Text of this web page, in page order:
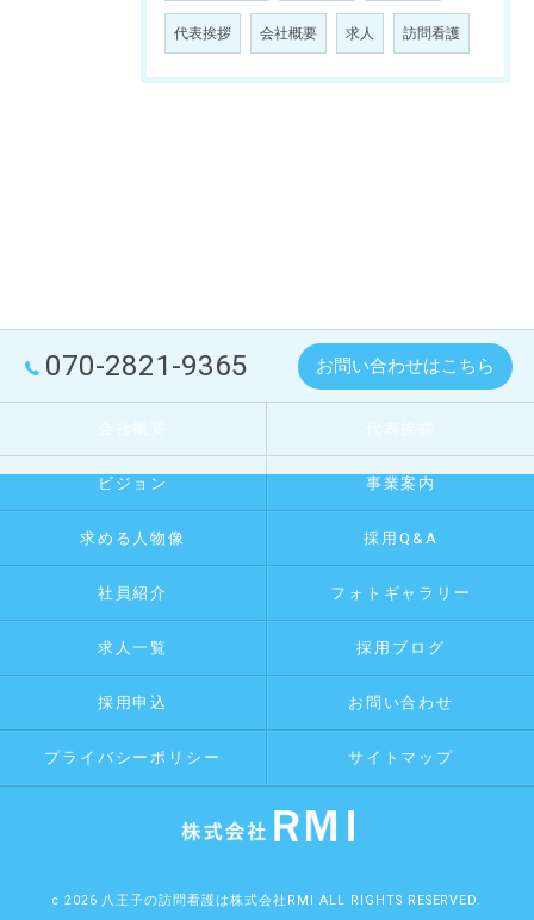
代表挨拶 会社概要 求人 訪問看護
070-2821-9365 お問い合わせはこちら
ビジョン 事業案内
求める人物像 採用Q&A
社員紹介 フォトギャラリー
求人一覧 採用ブログ
採用申込 お問い合わせ
プライバシーポリシー サイトマップ
c 2026 八王子の訪問看護は株式会社RMI ALL RIGHTS RESERVED.